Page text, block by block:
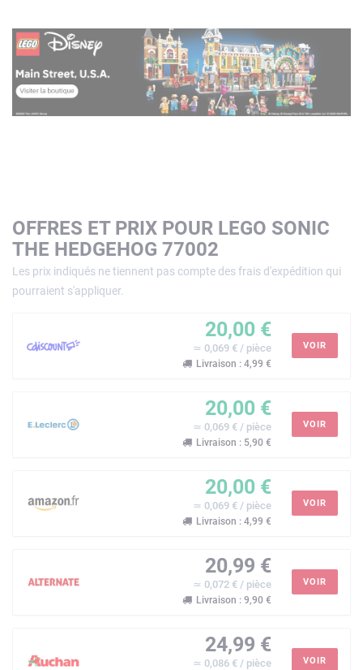
OFFRES ET PRIX POUR LEGO SONIC
THE HEDGEHOG 77002
Les prix indiqués ne tiennent pas compte des frais d'expédition qui
pourraient s'appliquer.
20,00 €
≃ 0,069 € / pièce
Livraison : 4,99 €
VOIR
20,00 €
≃ 0,069 € / pièce
Livraison : 5,90 €
VOIR
20,00 €
≃ 0,069 € / pièce
Livraison : 4,99 €
VOIR
20,99 €
≃ 0,072 € / pièce
Livraison : 9,90 €
VOIR
24,99 €
≃ 0,086 € / pièce VOIR